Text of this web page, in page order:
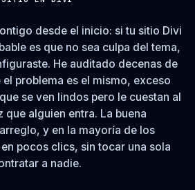
desde el inicio: si tu sitio Divi
es que no sea culpa del tema,
He auditado decenas de
problema es el mismo, exceso
se ven lindos pero le cuestan al
alguien entra. La buena
y en la mayoría de los
pocos clics, sin tocar una sola
a nadie.